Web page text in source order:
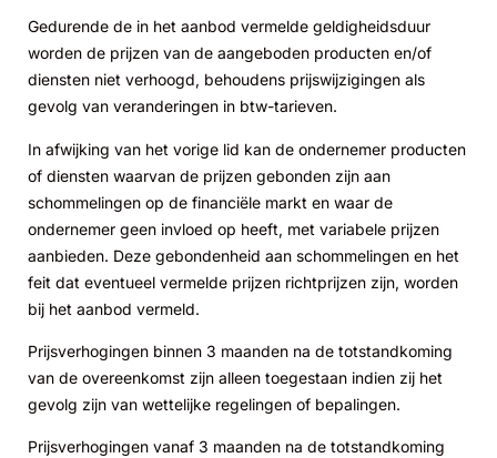
Gedurende de in het aanbod vermelde geldigheidsduur
worden de prijzen van de aangeboden producten en/of
diensten niet verhoogd, behoudens prijswijzigingen als
gevolg van veranderingen in btw-tarieven.
In afwijking van het vorige lid kan de ondernemer producten
of diensten waarvan de prijzen gebonden zijn aan
schommelingen op de financiële markt en waar de
ondernemer geen invloed op heeft, met variabele prijzen
aanbieden. Deze gebondenheid aan schommelingen en het
feit dat eventueel vermelde prijzen richtprijzen zijn, worden
bij het aanbod vermeld.
Prijsverhogingen binnen 3 maanden na de totstandkoming
van de overeenkomst zijn alleen toegestaan indien zij het
gevolg zijn van wettelijke regelingen of bepalingen.
Prijsverhogingen vanaf 3 maanden na de totstandkoming